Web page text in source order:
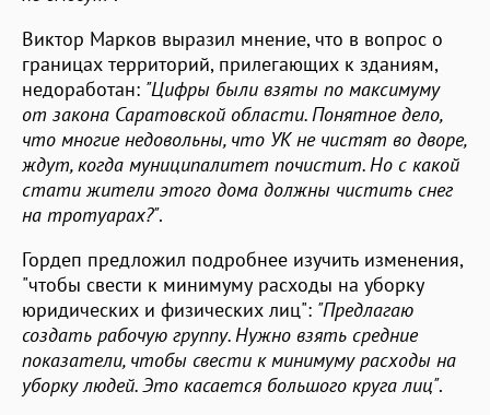
Виктор Марков выразил мнение, что в вопрос о
границах территорий, прилегающих к зданиям,
недоработан: "Цифры были взяты по максимуму
от закона Саратовской области. Понятное дело,
что многие недовольны, что УК не чистят во дворе,
ждут, когда муниципалитет почистит. Но с какой
стати жители этого дома должны чистить снег
на тротуарах?".
Гордеп предложил подробнее изучить изменения,
"чтобы свести к минимуму расходы на уборку
юридических и физических лиц": "Предлагаю
создать рабочую группу. Нужно взять средние
показатели, чтобы свести к минимуму расходы на
уборку людей. Это касается большого круга лиц".